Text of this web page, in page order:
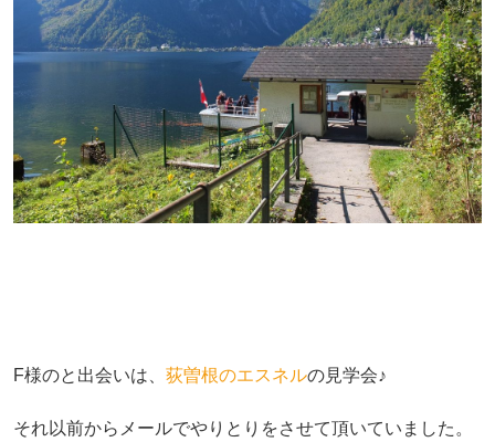
F様のと出会いは、 荻曽根のエスネルの見学会♪
それ以前からメールでやりとりをさせて頂いていました。